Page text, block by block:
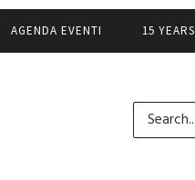
AGENDA EVENTI 15 YEARS